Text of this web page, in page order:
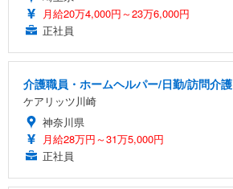
月給20万4,000円～23万6,000円
正社員
介護職員・ホームヘルパー/日勤/訪問介護
ケアリッツ川崎
神奈川県
月給28万円～31万5,000円
正社員